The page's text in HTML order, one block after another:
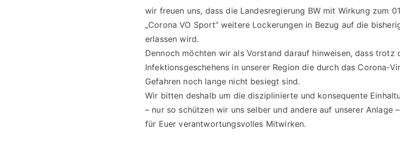
wir freuen uns, dass die Landesregierung BW mit Wirkung zum
„Corona VO Sport“ weitere Lockerungen in Bezug auf die
erlassen wird.
Dennoch möchten wir als Vorstand darauf hinweisen, dass trotz
Infektionsgeschehens in unserer Region die durch das Corona-
Gefahren noch lange nicht besiegt sind.
Wir bitten deshalb um die disziplinierte und konsequente
– nur so schützen wir uns selber und andere auf unserer Anlage
für Euer verantwortungsvolles Mitwirken.